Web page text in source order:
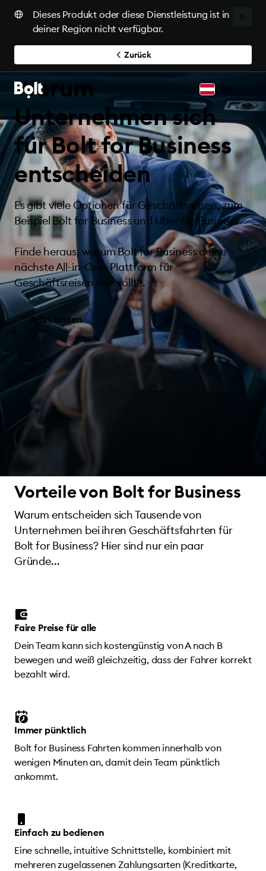
Dieses Produkt oder diese Dienstleistung ist in
deiner Region nicht verfügbar.
Zurück
Warum
Unternehmen sich
für Bolt for Business
entscheiden
Es gibt viele Optionen für Geschäftsreisen, zum
Beispiel Bolt for Business und Uber for Business.
Finde heraus, warum Bolt for Business deine
nächste All-in-One-Plattform für
Geschäftsreisen sein sollte.
Jetzt testen
Vorteile von Bolt for Business
Warum entscheiden sich Tausende von
Unternehmen bei ihren Geschäftsfahrten für
Bolt for Business? Hier sind nur ein paar
Gründe...
Faire Preise für alle
Dein Team kann sich kostengünstig von A nach B
bewegen und weiß gleichzeitig, dass der Fahrer korrekt
bezahlt wird.
Immer pünktlich
Bolt for Business Fahrten kommen innerhalb von
wenigen Minuten an, damit dein Team pünktlich
ankommt.
Einfach zu bedienen
Eine schnelle, intuitive Schnittstelle, kombiniert mit
mehreren zugelassenen Zahlungsarten (Kreditkarte,